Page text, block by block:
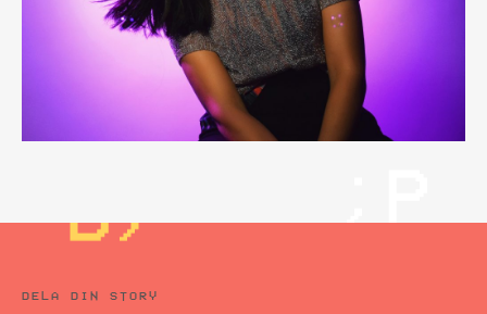
DELA DIN STORY